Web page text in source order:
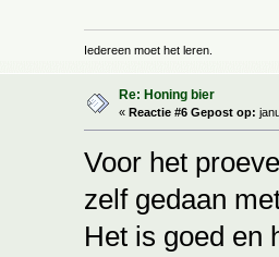
Iedereen moet het leren.
Re: Honing bier
« Reactie #6 Gepost op:
Voor het
zelf gedaan
Het is goed en